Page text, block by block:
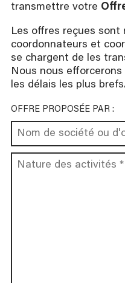
transmettre votre
Les offres reçues sont
coordonnateurs et
se chargent de les
Nous nous
les délais les plus brefs.
OFFRE PROPOSÉE PAR :